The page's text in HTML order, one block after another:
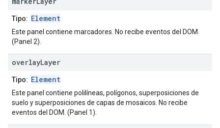
Tipo: Element
Este panel contiene marcadores. No recibe eventos del DOM.
(Panel 2).
overlayLayer
Tipo: Element
Este panel contiene polilíneas, polígonos, superposiciones de
suelo y superposiciones de capas de mosaicos. No recibe
eventos del DOM. (Panel 1).